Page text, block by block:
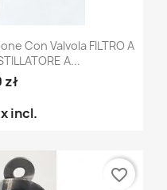
Con Valvola FILTRO A
A...
zł
incl.
favorite_border